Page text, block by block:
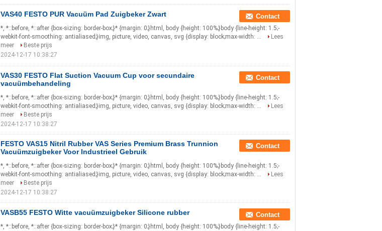
VAS40 FESTO PUR Vacuüm Pad Zuigbeker Zwart Contact
*, *::before, *::after {box-sizing: border-box;}* {margin: 0;}html, body {height: 100%;}body {line-height: 1.5;-
webkit-font-smoothing: antialiased;}img, picture, video, canvas, svg {display: block;max-width: ...
Lees
meer
Beste prijs
2024-12-17 10:38:27
VAS30 FESTO Flat Suction Vacuum Cup voor secundaire
vacuümbehandeling
Contact
*, *::before, *::after {box-sizing: border-box;}* {margin: 0;}html, body {height: 100%;}body {line-height: 1.5;-
webkit-font-smoothing: antialiased;}img, picture, video, canvas, svg {display: block;max-width: ...
Lees
meer
Beste prijs
2024-12-17 10:38:27
FESTO VAS15 Nitril Rubber VAS Series Premium Brass Trunnion
Vacuümzuigbeker Voor Industrieel Gebruik
Contact
*, *::before, *::after {box-sizing: border-box;}* {margin: 0;}html, body {height: 100%;}body {line-height: 1.5;-
webkit-font-smoothing: antialiased;}img, picture, video, canvas, svg {display: block;max-width: ...
Lees
meer
Beste prijs
2024-12-17 10:38:27
VASB55 FESTO Witte vacuümzuigbeker Silicone rubber Contact
*, *::before, *::after {box-sizing: border-box;}* {margin: 0;}html, body {height: 100%;}body {line-height: 1.5;-